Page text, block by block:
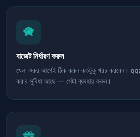
বাজেট নির্ধারণ করুন
খেলা শুরুর আগেই ঠিক করুন কতটুকু খরচ করবেন।
করার সুবিধা আছে — সেটা ব্যবহার করুন।